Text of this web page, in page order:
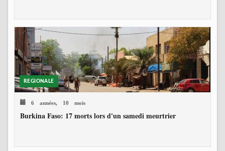
REGIONALE
6 années, 10 mois
Burkina Faso: 17 morts lors d'un samedi meurtrier